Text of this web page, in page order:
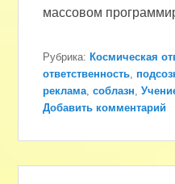
массовом
Рубрика: Космическая
ответственность,
реклама,соблазн,
Добавить комментарий